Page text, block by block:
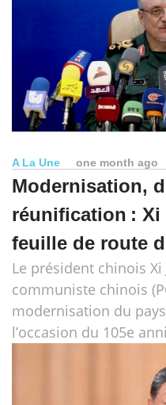
A La Une one month ago
Modernisation,
réunification :
feuille de route
Le président chinois
communiste chinois
modernisation du
l’occasion du 105e